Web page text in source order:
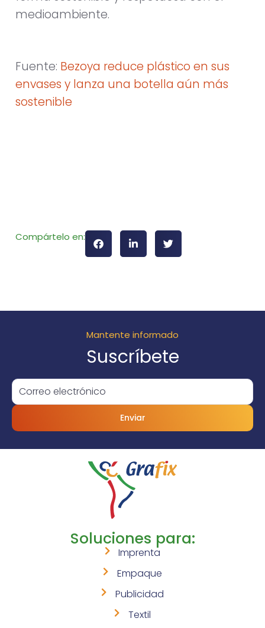
medioambiente.
Fuente: Bezoya reduce plástico en sus
envases y lanza una botella aún más
sostenible
Compártelo en:
Mantente informado
Suscríbete
Enviar
Soluciones para:
Imprenta
Empaque
Publicidad
Textil